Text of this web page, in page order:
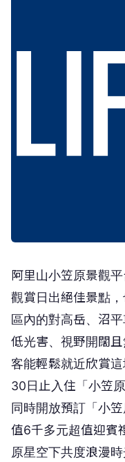
阿里山小笠原景觀
觀賞日出絕佳景點
區內的對高岳、沼
低光害、視野開闊
客能輕鬆就近欣賞
30日止入住「小笠
同時開放預訂「小
值6千多元超值迎賓
原星空下共度浪漫